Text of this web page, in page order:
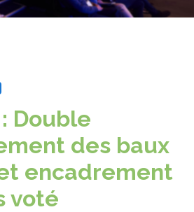
Double
des baux
encadrement
voté